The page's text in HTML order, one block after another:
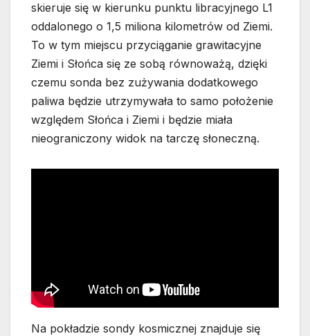
skieruje się w kierunku punktu libracyjnego L1
oddalonego o 1,5 miliona kilometrów od Ziemi.
To w tym miejscu przyciąganie grawitacyjne
Ziemi i Słońca się ze sobą równoważą, dzięki
czemu sonda bez zużywania dodatkowego
paliwa będzie utrzymywała to samo położenie
względem Słońca i Ziemi i będzie miała
nieograniczony widok na tarczę słoneczną.
Na pokładzie sondy kosmicznej znajduje się